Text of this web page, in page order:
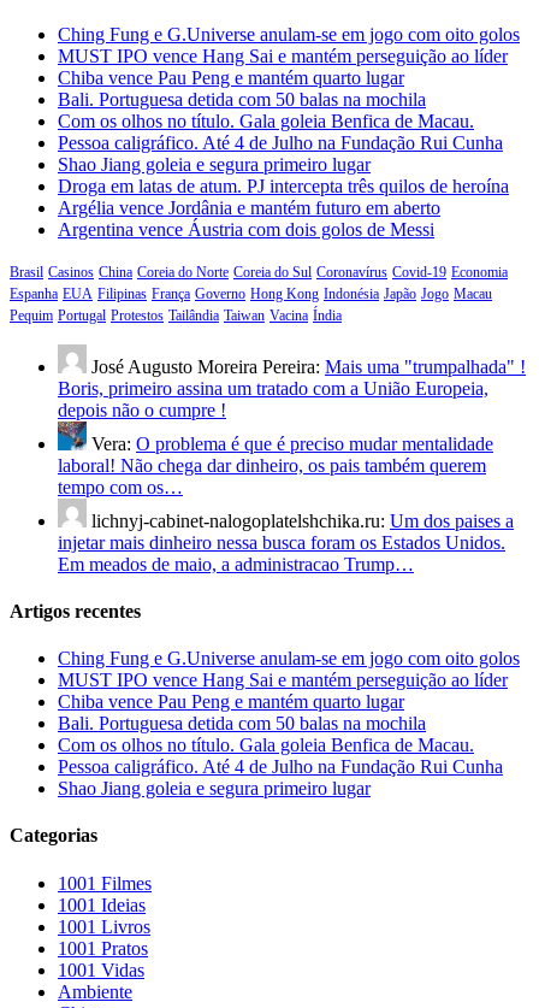
Ching Fung e G.Universe anulam-se em jogo com oito golos
MUST IPO vence Hang Sai e mantém perseguição ao líder
Chiba vence Pau Peng e mantém quarto lugar
Bali. Portuguesa detida com 50 balas na mochila
Com os olhos no título. Gala goleia Benfica de Macau.
Pessoa caligráfico. Até 4 de Julho na Fundação Rui Cunha
Shao Jiang goleia e segura primeiro lugar
Droga em latas de atum. PJ intercepta três quilos de heroína
Argélia vence Jordânia e mantém futuro em aberto
Argentina vence Áustria com dois golos de Messi
Brasil Casinos China Coreia do Norte Coreia do Sul Coronavírus Covid-19 Economia
Espanha EUA Filipinas França Governo Hong Kong Indonésia Japão Jogo Macau
Pequim Portugal Protestos Tailândia Taiwan Vacina Índia
José Augusto Moreira Pereira: Mais uma "trumpalhada" !
Boris, primeiro assina um tratado com a União Europeia,
depois não o cumpre !
Vera: O problema é que é preciso mudar mentalidade
laboral! Não chega dar dinheiro, os pais também querem
tempo com os…
lichnyj-cabinet-nalogoplatelshchika.ru: Um dos paises a
injetar mais dinheiro nessa busca foram os Estados Unidos.
Em meados de maio, a administracao Trump…
Artigos recentes
Ching Fung e G.Universe anulam-se em jogo com oito golos
MUST IPO vence Hang Sai e mantém perseguição ao líder
Chiba vence Pau Peng e mantém quarto lugar
Bali. Portuguesa detida com 50 balas na mochila
Com os olhos no título. Gala goleia Benfica de Macau.
Pessoa caligráfico. Até 4 de Julho na Fundação Rui Cunha
Shao Jiang goleia e segura primeiro lugar
Categorias
1001 Filmes
1001 Ideias
1001 Livros
1001 Pratos
1001 Vidas
Ambiente